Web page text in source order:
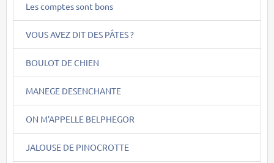
Les comptes sont bons
VOUS AVEZ DIT DES PÂTES ?
BOULOT DE CHIEN
MANEGE DESENCHANTE
ON M'APPELLE BELPHEGOR
JALOUSE DE PINOCROTTE